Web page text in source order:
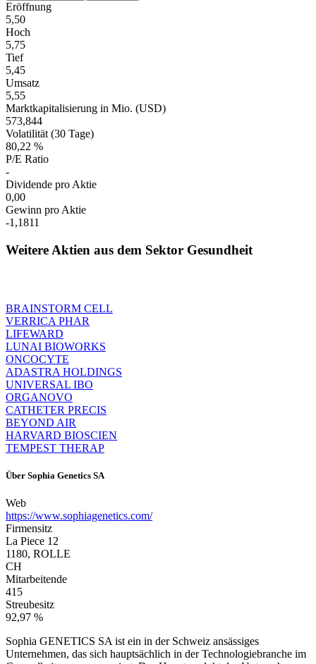
Eröffnung
5,50
Hoch
5,75
Tief
5,45
Umsatz
5,55
Marktkapitalisierung in Mio. (USD)
573,844
Volatilität (30 Tage)
80,22 %
P/E Ratio
-
Dividende pro Aktie
0,00
Gewinn pro Aktie
-1,1811
Weitere Aktien aus dem Sektor Gesundheit
BRAINSTORM CELL
VERRICA PHAR
LIFEWARD
LUNAI BIOWORKS
ONCOCYTE
ADASTRA HOLDINGS
UNIVERSAL IBO
ORGANOVO
CATHETER PRECIS
BEYOND AIR
HARVARD BIOSCIEN
TEMPEST THERAP
Über Sophia Genetics SA
Web
https://www.sophiagenetics.com/
Firmensitz
La Piece 12
1180, ROLLE
CH
Mitarbeitende
415
Streubesitz
92,97 %
Sophia GENETICS SA ist ein in der Schweiz ansässiges
Unternehmen, das sich hauptsächlich in der Technologiebranche im